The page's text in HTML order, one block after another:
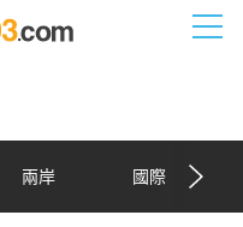
兩岸 國際